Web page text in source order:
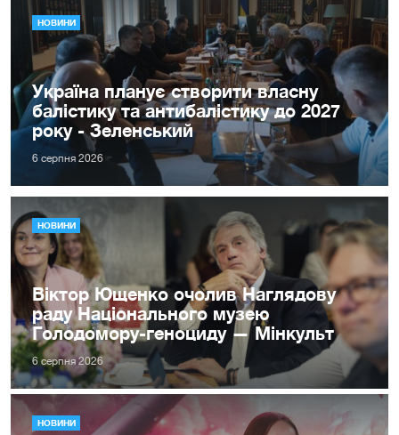
НОВИНИ
Україна планує створити власну
балістику та антибалістику до 2027
року - Зеленський
6 серпня 2026
НОВИНИ
Віктор Ющенко очолив Наглядову
раду Національного музею
Голодомору-геноциду — Мінкульт
6 серпня 2026
НОВИНИ